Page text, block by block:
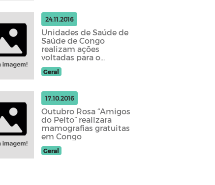
24.11.2016
Unidades de Saúde de
Saúde de Congo
realizam ações
voltadas para o
“Novembro Azul”
Geral
17.10.2016
Outubro Rosa “Amigos
do Peito” realizara
mamografias gratuitas
em Congo
Geral